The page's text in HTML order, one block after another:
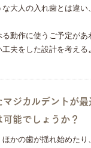
大人の入れ歯とは違い
動作に使うご予定が
夫をした設計を考える
ジカルデントが最
能でしょうか？
かの歯が揺れ始めた